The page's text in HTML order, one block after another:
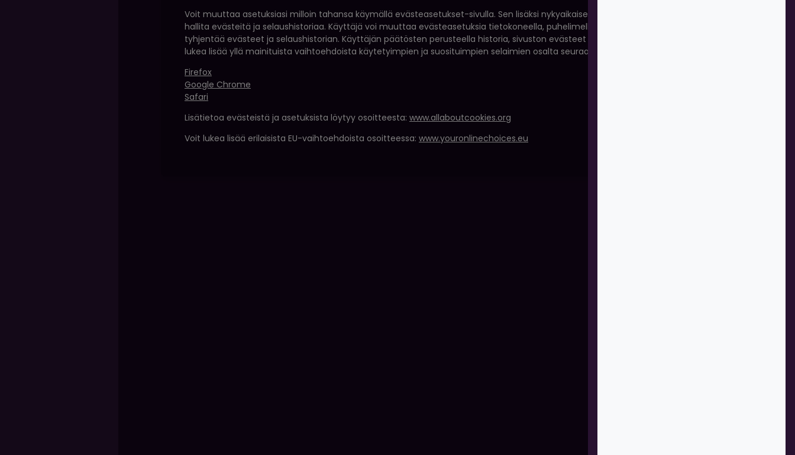
Voit muuttaa asetuksiasi milloin tahansa käymällä evästeasetukset-sivulla. Sen lisäksi nykyaikaiset selaimet antavat käyttäjiensä
hallita evästeitä ja selaushistoriaa. Käyttäjä voi muuttaa evästeasetuksia tietokoneella, puhelimella tai tabletilla ja halutessaan
tyhjentää evästeet ja selaushistorian. Käyttäjän päätösten perusteella historia, sivuston evästeet ja asetukset voidaan poistaa. Voit
lukea lisää yllä mainituista vaihtoehdoista käytetyimpien ja suosituimpien selaimien osalta seuraavista linkeistä:
Firefox
Google Chrome
Safari
Lisätietoa evästeistä ja asetuksista löytyy osoitteesta: www.allaboutcookies.org
Voit lukea lisää erilaisista EU-vaihtoehdoista osoitteessa: www.youronlinechoices.eu